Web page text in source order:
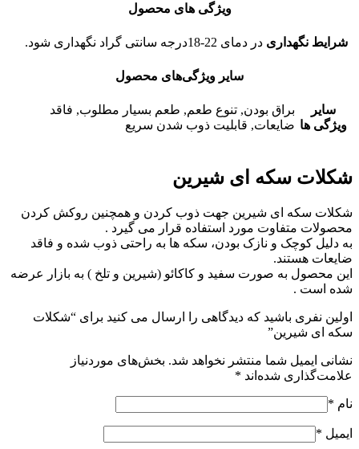
ویژگی های محصول
شرایط نگهداری در دمای 22-18درجه سانتی گراد نگهداری شود.
سایر ویژگی‌های محصول
سایر
ویژگی ها
براق بودن, تنوع طعم, طعم بسیار مطلوب, فاقد
ضایعات, قابلیت ذوب شدن سریع
شکلات سکه ای شیرین
شکلات سکه ای شیرین جهت ذوب کردن و همچنین روكش کردن
محصولات متفاوت مورد استفاده قرار می گیرد .
به دليل كوچک و نازک بودن، سكه ها به راحتی ذوب شده و فاقد
ضایعات هستند.
اين محصول به صورت سفید و كاكائو (شيرين و تلخ ) به بازار عرضه
شده است .
اولین نفری باشید که دیدگاهی را ارسال می کنید برای “شکلات
سکه ای شیرین”
نشانی ایمیل شما منتشر نخواهد شد. بخش‌های موردنیاز
علامت‌گذاری شده‌اند *
نام *
ایمیل *